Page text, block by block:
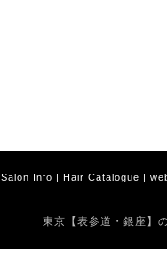
Salon Info | Hair Catalogue |
東京【表参道・銀座